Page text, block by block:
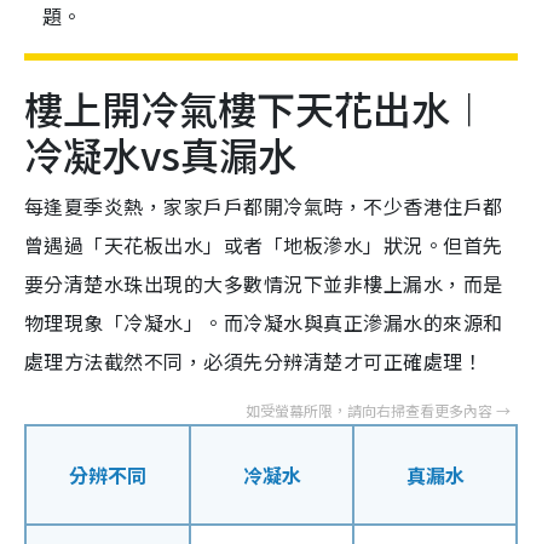
題。
樓上開冷氣樓下天花出水︱
冷凝水vs真漏水
每逢夏季炎熱，家家戶戶都開冷氣時，不少香港住戶都
曾遇過「天花板出水」或者「地板滲水」狀況。但首先
要分清楚水珠出現的大多數情況下並非樓上漏水，而是
物理現象「冷凝水」。而冷凝水與真正滲漏水的來源和
處理方法截然不同，必須先分辨清楚才可正確處理！
分辨不同 冷凝水 真漏水